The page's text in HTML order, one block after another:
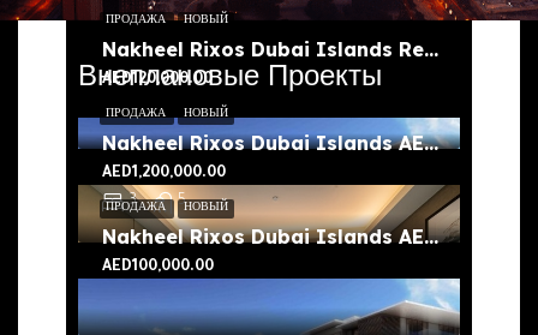
Внеплановые Проекты
Nakheel Rixos Dubai Islands Residences
AED120,000.00
ПРОДАЖА НОВЫЙ
Nakheel Rixos Dubai Islands AED 1200,000 Residences
3 5
AED1,200,000.00
ПРОДАЖА НОВЫЙ
Nakheel Rixos Dubai Islands AED 100,000 Residences
AED100,000.00
ПРОДАЖА НОВЫЙ